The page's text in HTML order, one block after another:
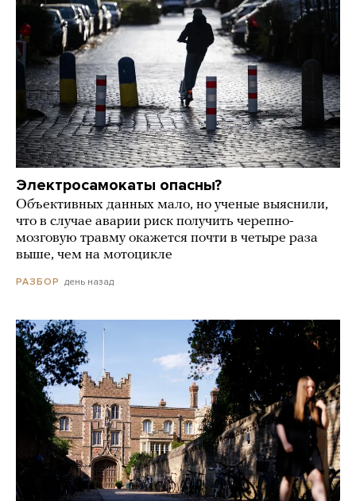
Электросамокаты опасны?
Объективных данных мало, но ученые выяснили,
что в случае аварии риск получить черепно-
мозговую травму окажется почти в четыре раза
выше, чем на мотоцикле
РАЗБОР день назад